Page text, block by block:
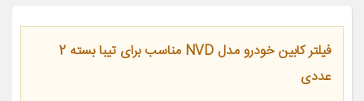
فیلتر کابین خودرو مدل NVD مناسب برای تیبا بسته 2
عددی